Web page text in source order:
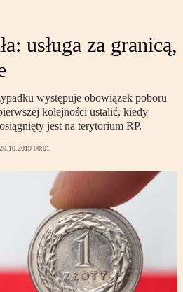
usługa za granicą,
występuje obowiązek poboru
kolejności ustalić, kiedy
jest na terytorium RP.
20.10.2019 00:01